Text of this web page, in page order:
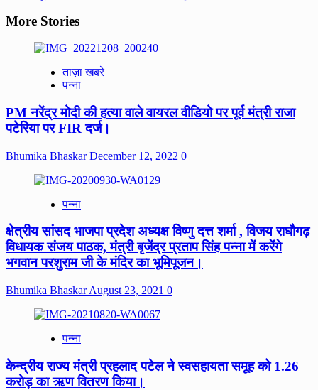
More Stories
ताज़ा खबरे
पन्ना
PM नरेंद्र मोदी की हत्या वाले वायरल वीडियो पर पूर्व मंत्री राजा
पटेरिया पर FIR दर्ज।
Bhumika BhaskarDecember 12, 2022 0
पन्ना
क्षेत्रीय सांसद भाजपा प्रदेश अध्यक्ष विष्णु दत्त शर्मा , विजय राघौगढ़
विधायक संजय पाठक, मंत्री बृजेंद्र प्रताप सिंह पन्ना में करेंगे
भगवान परशुराम जी के मंदिर का भूमिपूजन।
Bhumika BhaskarAugust 23, 2021 0
पन्ना
केन्द्रीय राज्य मंत्री प्रहलाद पटेल ने स्वसहायता समूह को 1.26
करोड़ का ऋण वितरण किया।